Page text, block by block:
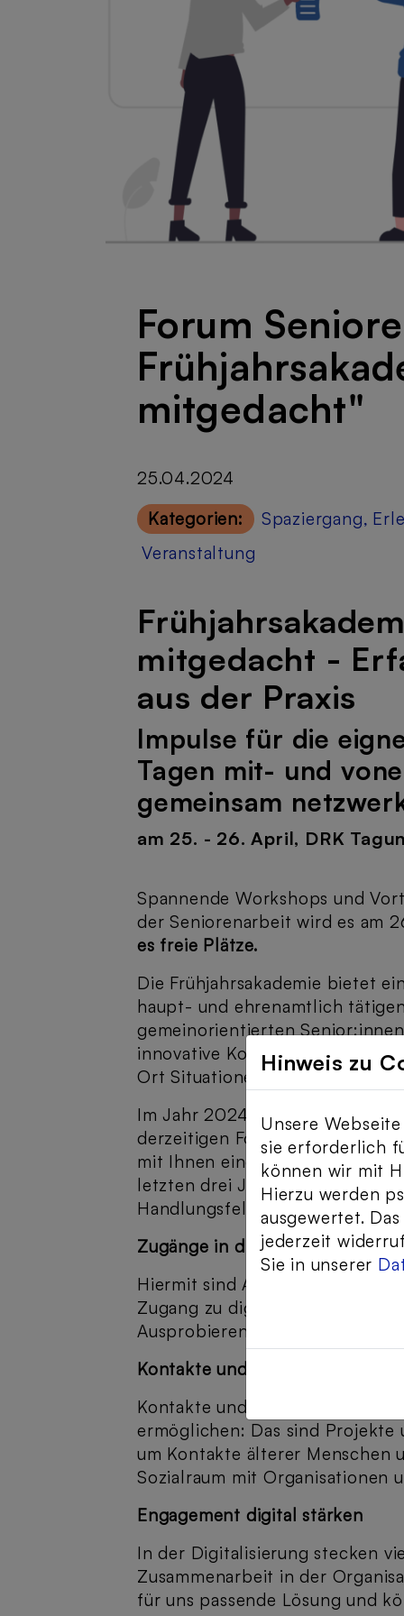
Forum
mitgedacht"
25.04.2024
Kategorien:
Spaziergang,
Veranstaltung
mitgedacht -
aus der Praxis
Impulse für die
Tagen mit- und
gemeinsam
am 25. - 26. April, DRK
Spannende Workshops und
der Seniorenarbeit wird es am
es freie Plätze.
Die Frühjahrsakademie bietet
haupt- und ehrenamtlich
gemeinorientierten
innovative Konzepte
Ort Situationen anderer
Im Jahr 2024 findet die dritte
derzeitigen Förderphase statt.
mit Ihnen einen Blick auf die
letzten drei Jahre wagen und
Handlungsfelder in den Fokus
Zugänge in die digitale Welt
Hiermit sind Angebote und
Zugang zu digitalen Techniken
Ausprobieren, Lernen und
Kontakte und Begegnungen im
Kontakte und Begegnung mit
ermöglichen: Das sind
um Kontakte älterer Menschen
Sozialraum mit
Engagement digital stärken
In der Digitalisierung stecken
Zusammenarbeit in der
für uns passende Lösung und
Hinweis zu
Unsere
sie erforderlich
können wir mit
Hierzu werden
ausgewertet.
jederzeit
Sie in unserer